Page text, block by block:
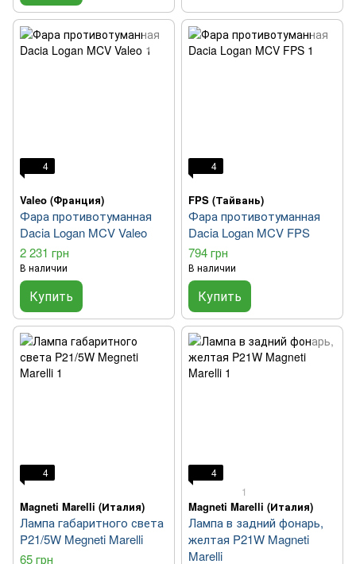
4
Valeo (Франция)
Фара противотуманная
Dacia Logan MCV Valeo
2 231 грн
В наличии
Купить
4
FPS (Тайвань)
Фара противотуманная
Dacia Logan MCV FPS
794 грн
В наличии
Купить
4
Magneti Marelli (Италия)
Лампа габаритного света
P21/5W Megneti Marelli
65 грн
4
1
Magneti Marelli (Италия)
Лампа в задний фонарь,
желтая P21W Magneti
Marelli